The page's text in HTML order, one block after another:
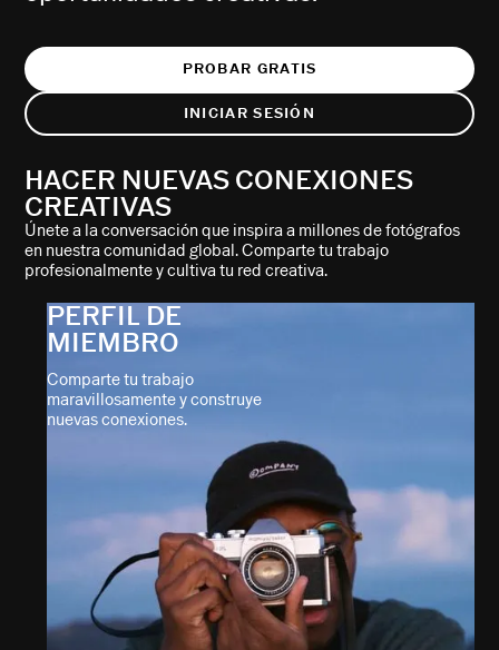
PROBAR GRATIS
INICIAR SESIÓN
HACER NUEVAS CONEXIONES
CREATIVAS
Únete a la conversación que inspira a millones de fotógrafos
en nuestra comunidad global. Comparte tu trabajo
profesionalmente y cultiva tu red creativa.
PERFIL DE
MIEMBRO
Comparte tu trabajo
maravillosamente y construye
nuevas conexiones.